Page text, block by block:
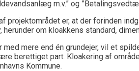
m.v.” og
projektområdet er, at der forinden
om kloakkens standard,
med mere end én grundejer, vil et
berettiget part. Kloakering af
Kommune.